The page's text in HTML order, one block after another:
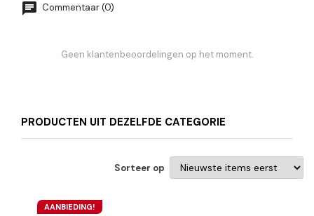
Commentaar (0)
Geen klantenbeoordelingen op het moment.
PRODUCTEN UIT DEZELFDE CATEGORIE
Sorteer op
AANBIEDING!